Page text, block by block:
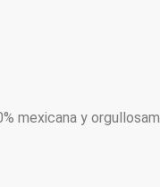
mexicana y